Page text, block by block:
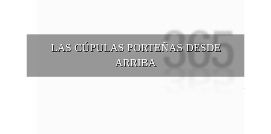
LAS CÚPULAS PORTEÑAS DESDE
ARRIBA